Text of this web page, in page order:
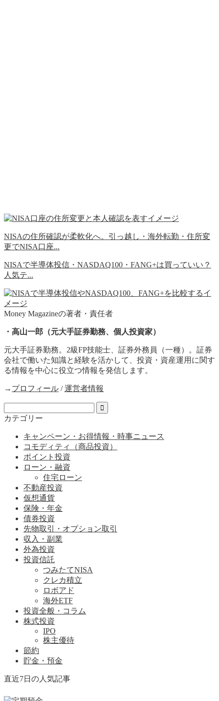
NISAの住所確認が柔軟化へ。引っ越し・海外転勤・住所変
更でNISA口座...
NISAで半導体投信・NASDAQ100・FANG+は買っていい？
人気テ...
Money Magazineの著者・責任者
・高山一郎（元大手証券勤務、個人投資家）
元大手証券勤務。2級FP技能士、証券外務員（一種）。証券
会社で働いた知識と経験を活かして、投資・資産運用に関す
る情報を中心に役立つ情報を発信します。
→ プロフィール /運営者情報
カテゴリー
キャンペーン・お得情報・時事ニュース
コモディティ（商品投資）
ポイント投資
ローン・融資
住宅ローン
不動産投資
仮想通貨
保険・年金
債券投資
先物取引・オプション取引
収入・副業
外為投資
投資信託
つみたてNISA
クレカ積立
ロボアド
海外ETF
投資全般・コラム
株式投資
IPO
株主優待
節約
貯金・預金
直近7日の人気記事